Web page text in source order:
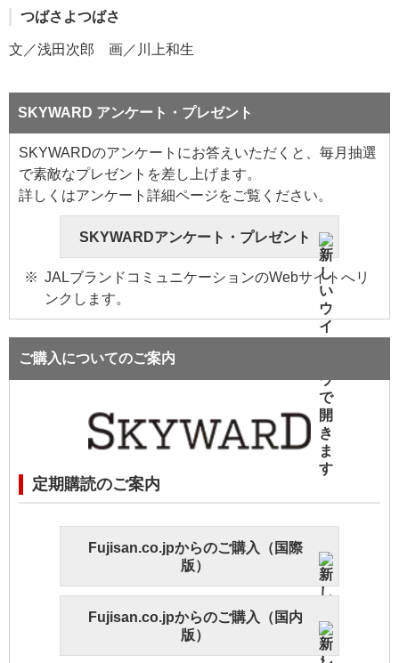
つばさよつばさ
文／浅田次郎 画／川上和生
SKYWARD アンケート・プレゼント
SKYWARDのアンケートにお答えいただくと、毎月抽選
で素敵なプレゼントを差し上げます。
詳しくはアンケート詳細ページをご覧ください。
SKYWARDアンケート・プレゼント
JALブランドコミュニケーションのWebサイトへリ
ンクします。
ご購入についてのご案内
定期購読のご案内
Fujisan.co.jpからのご購入（国際
版）
Fujisan.co.jpからのご購入（国内
版）